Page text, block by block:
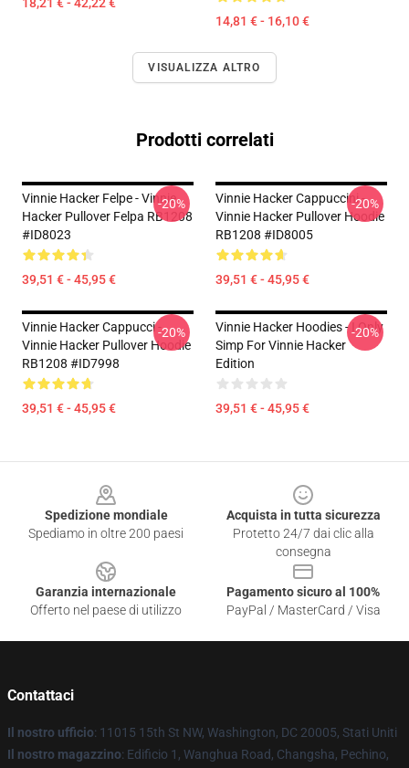
14,81 € - 16,10 €
VISUALIZZA ALTRO
Prodotti correlati
Vinnie Hacker Felpe - Vinnie
Hacker Pullover Felpa RB1208
#ID8023
39,51 € - 45,95 €
-20%
Vinnie Hacker Cappuccini -
Vinnie Hacker Pullover Hoodie
RB1208 #ID8005
39,51 € - 45,95 €
-20%
Vinnie Hacker Cappucci -
Vinnie Hacker Pullover Hoodie
RB1208 #ID7998
39,51 € - 45,95 €
-20%
Vinnie Hacker Hoodies - I Only
Simp For Vinnie Hacker
Edition
39,51 € - 45,95 €
-20%
Spedizione mondiale
Spediamo in oltre 200 paesi
Acquista in tutta sicurezza
Protetto 24/7 dai clic alla
consegna
Garanzia internazionale
Offerto nel paese di utilizzo
Pagamento sicuro al 100%
PayPal / MasterCard / Visa
Contattaci
Il nostro ufficio: 11015 15th St NW, Washington, DC 20005, Stati Uniti
Il nostro magazzino: Edificio 1, Wanghua Road, Changsha, Pechino,